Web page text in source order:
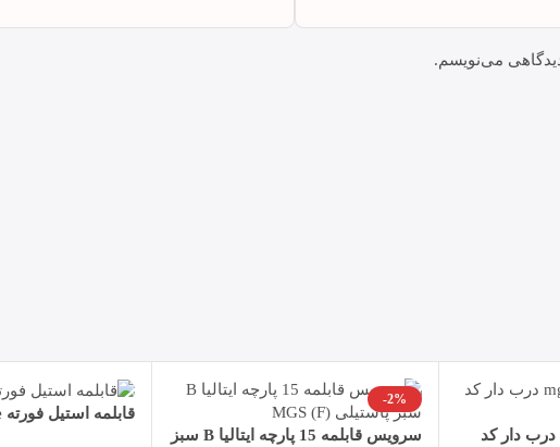
می‌نویسم.
ست کاسه استیل mgs درب دار کد
-2%
سرویس قابلمه 15 پارچه ایتالیا B سبز
قابلمه استیل فورته forte سایز 20